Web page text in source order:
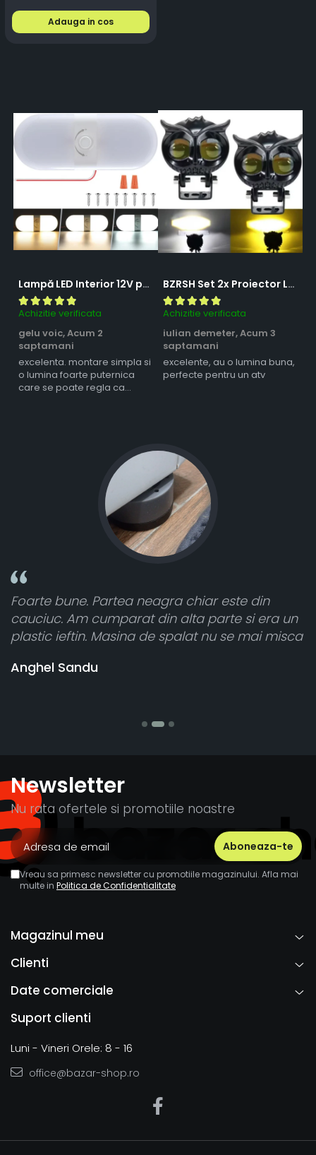
Adauga in cos
Lampă LED Interior 12V pentru Dubă, Camper și Rulotă - 180LED, 33 cm, 3 Temperaturii de Culoare, Intensitate Reglabilă, Iluminare Compartiment Marfă
Achizitie verificata
gelu voic,Acum 2
saptamani
excelenta. montare simpla si
o lumina foarte puternica
care se poate regla ca
BZRSH Set 2x Proiector LED Bufnita 50W Lupa 2 Faze Alb-Galben 12-24V Moto ATV
Achizitie verificata
iulian demeter,Acum 3
saptamani
excelente, au o lumina buna,
perfecte pentru un atv
un
misca
Toate sunt foarte luminoase și
atât de bine în curtea din spate. A primit
cele 8 bucati dar una nu a funcționat,
banii pentru 1 bucata, Multumesc
Newsletter
Nu rata ofertele si promotiile noastre
Vreau sa primesc newsletter cu promotiile magazinului. Afla mai
multe in Politica de Confidentialitate
Magazinul meu
Clienti
Date comerciale
Suport clienti
Luni - Vineri Orele: 8 - 16
office@bazar-shop.ro